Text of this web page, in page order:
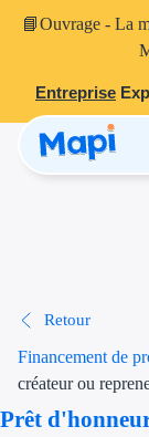
📘Ouvrage - La
Entreprise
Retour
Financement de
créateur ou
Prêt